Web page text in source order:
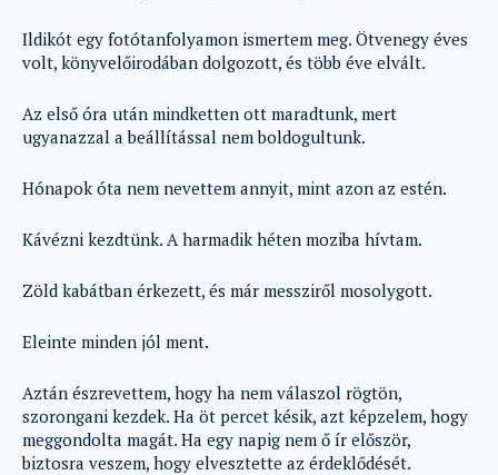
Ildikót egy fotótanfolyamon ismertem meg. Ötvenegy éves
volt, könyvelőirodában dolgozott, és több éve elvált.
Az első óra után mindketten ott maradtunk, mert
ugyanazzal a beállítással nem boldogultunk.
Hónapok óta nem nevettem annyit, mint azon az estén.
Kávézni kezdtünk. A harmadik héten moziba hívtam.
Zöld kabátban érkezett, és már messziről mosolygott.
Eleinte minden jól ment.
Aztán észrevettem, hogy ha nem válaszol rögtön,
szorongani kezdek. Ha öt percet késik, azt képzelem, hogy
meggondolta magát. Ha egy napig nem ő ír először,
biztosra veszem, hogy elvesztette az érdeklődését.